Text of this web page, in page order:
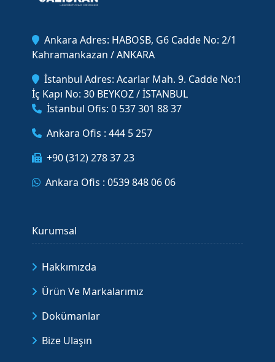
Ankara Adres: HABOSB, G6 Cadde No: 2/1
Kahramankazan / ANKARA
İstanbul Adres: Acarlar Mah. 9. Cadde No:1
İç Kapı No: 30 BEYKOZ / İSTANBUL
İstanbul Ofis: 0 537 301 88 37
Ankara Ofis : 444 5 257
+90 (312) 278 37 23
Ankara Ofis : 0539 848 06 06
Kurumsal
Hakkımızda
Ürün Ve Markalarımız
Dokümanlar
Bize Ulaşın